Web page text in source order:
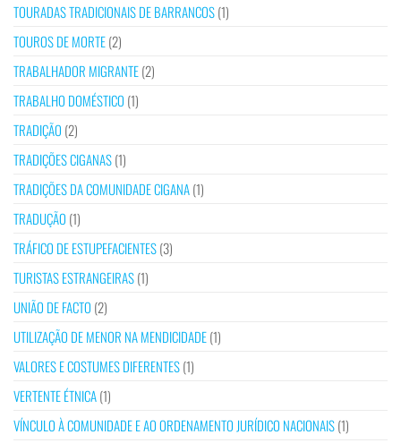
TOURADAS TRADICIONAIS DE BARRANCOS(1)
TOUROS DE MORTE(2)
TRABALHADOR MIGRANTE(2)
TRABALHO DOMÉSTICO (1)
TRADIÇÃO (2)
TRADIÇÕES CIGANAS(1)
TRADIÇÕES DA COMUNIDADE CIGANA(1)
TRADUÇÃO (1)
TRÁFICO DE ESTUPEFACIENTES(3)
TURISTAS ESTRANGEIRAS(1)
UNIÃO DE FACTO (2)
UTILIZAÇÃO DE MENOR NA MENDICIDADE(1)
VALORES E COSTUMES DIFERENTES(1)
VERTENTE ÉTNICA(1)
VÍNCULO À COMUNIDADE E AO ORDENAMENTO JURÍDICO NACIONAIS(1)